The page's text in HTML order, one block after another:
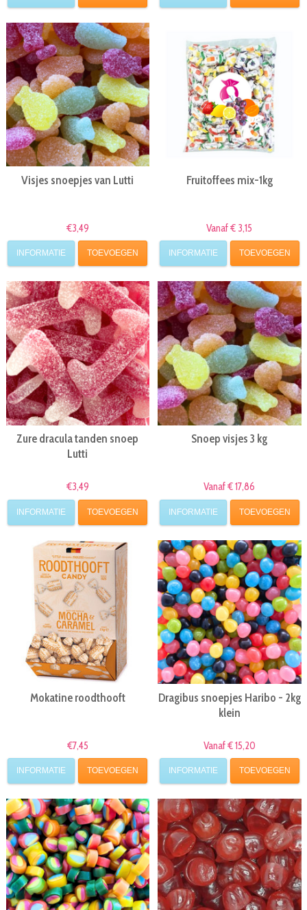
Visjes snoepjes van Lutti
€3,49
INFORMATIE TOEVOEGEN
Fruitoffees mix-1kg
Vanaf € 3,15
INFORMATIE TOEVOEGEN
Zure dracula tanden snoep
Lutti
€3,49
INFORMATIE TOEVOEGEN
Snoep visjes 3 kg
Vanaf € 17,86
INFORMATIE TOEVOEGEN
Mokatine roodthooft
€7,45
INFORMATIE TOEVOEGEN
Dragibus snoepjes Haribo - 2kg
klein
Vanaf € 15,20
INFORMATIE TOEVOEGEN